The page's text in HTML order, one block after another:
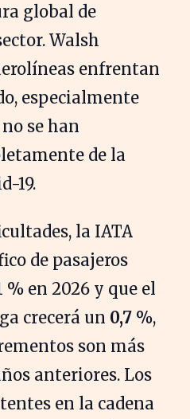
global de
Walsh
enfrentan
especialmente
se han
de la
19.
la IATA
de pasajeros
% en 2026 y que el
crecerá un 0,7 %,
son más
anteriores. Los
en la cadena